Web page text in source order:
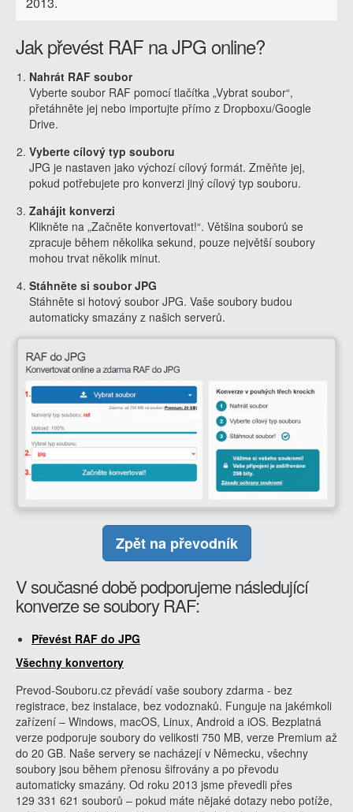
Jak převést RAF na JPG online?
Nahrát RAF soubor
Vyberte soubor RAF pomocí tlačítka „Vybrat soubor“,
přetáhněte jej nebo importujte přímo z Dropboxu/Google
Drive.
Vyberte cílový typ souboru
JPG je nastaven jako výchozí cílový formát. Změňte jej,
pokud potřebujete pro konverzi jiný cílový typ souboru.
Zahájit konverzi
Klikněte na „Začněte konvertovat!“. Většina souborů se
zpracuje během několika sekund, pouze největší soubory
mohou trvat několik minut.
Stáhněte si soubor JPG
Stáhněte si hotový soubor JPG. Vaše soubory budou
automaticky smazány z našich serverů.
Zpět na převodník
V současné době podporujeme následující
konverze se soubory RAF:
Převést RAF do JPG
Všechny konvertory
Prevod-Souboru.cz převádí vaše soubory zdarma - bez
registrace, bez instalace, bez vodoznaků. Funguje na jakémkoli
zařízení – Windows, macOS, Linux, Android a iOS. Bezplatná
verze podporuje soubory do velikosti 750 MB, verze Premium až
do 20 GB. Naše servery se nacházejí v Německu, všechny
soubory jsou během přenosu šifrovány a po převodu
automaticky smazány. Od roku 2013 jsme převedli přes
129 331 621 souborů – pokud máte nějaké dotazy nebo potíže,